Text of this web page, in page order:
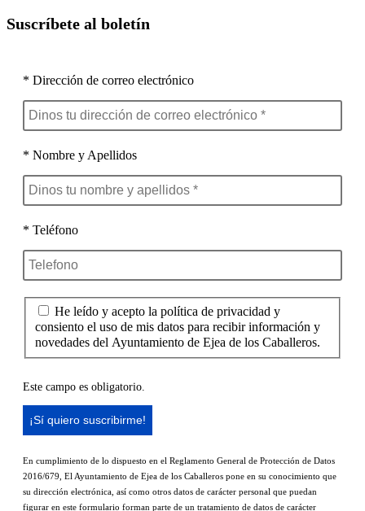
Suscríbete al boletín
* Dirección de correo electrónico
* Nombre y Apellidos
* Teléfono
He leído y acepto la política de privacidad y
consiento el uso de mis datos para recibir información y
novedades del Ayuntamiento de Ejea de los Caballeros.
Este campo es obligatorio.
En cumplimiento de lo dispuesto en el Reglamento General de Protección de Datos
2016/679, El Ayuntamiento de Ejea de los Caballeros pone en su conocimiento que
su dirección electrónica, así como otros datos de carácter personal que puedan
figurar en este formulario forman parte de un tratamiento de datos de carácter